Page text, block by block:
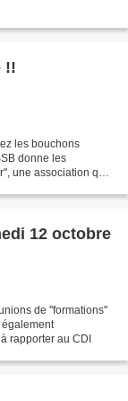
!!
les bouchons
donne les
une association qui
12 octobre
de ''formations''
rapporter au CDI